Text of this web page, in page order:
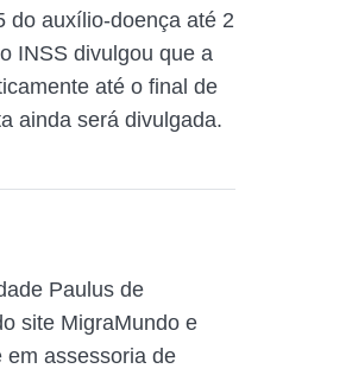
do auxílio-doença até 2
INSS divulgou que a
até o final de
ainda será divulgada.
Paulus de
site MigraMundo e
em assessoria de